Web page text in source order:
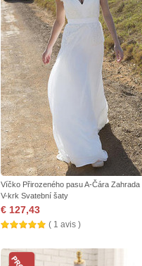
Víčko Přirozeného pasu A-Čára Zahrada
V-krk Svatební šaty
€ 127,43
( 1 avis )